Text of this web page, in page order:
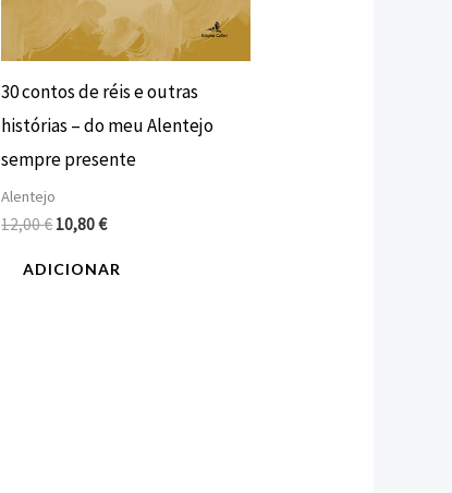
30 contos de réis e outras
histórias – do meu Alentejo
sempre presente
Alentejo
12,00€10,80€
ADICIONAR